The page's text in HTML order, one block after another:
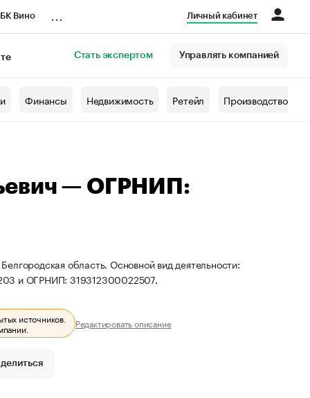
Вино Личный кабинет
Стать экспертом Управлять компанией
Финансы Недвижимость Ретейл Производство
— ОГРНИП:
область. Основной вид деятельности:
и ОГРНИП: 319312300022507.
источников. Редактировать описание